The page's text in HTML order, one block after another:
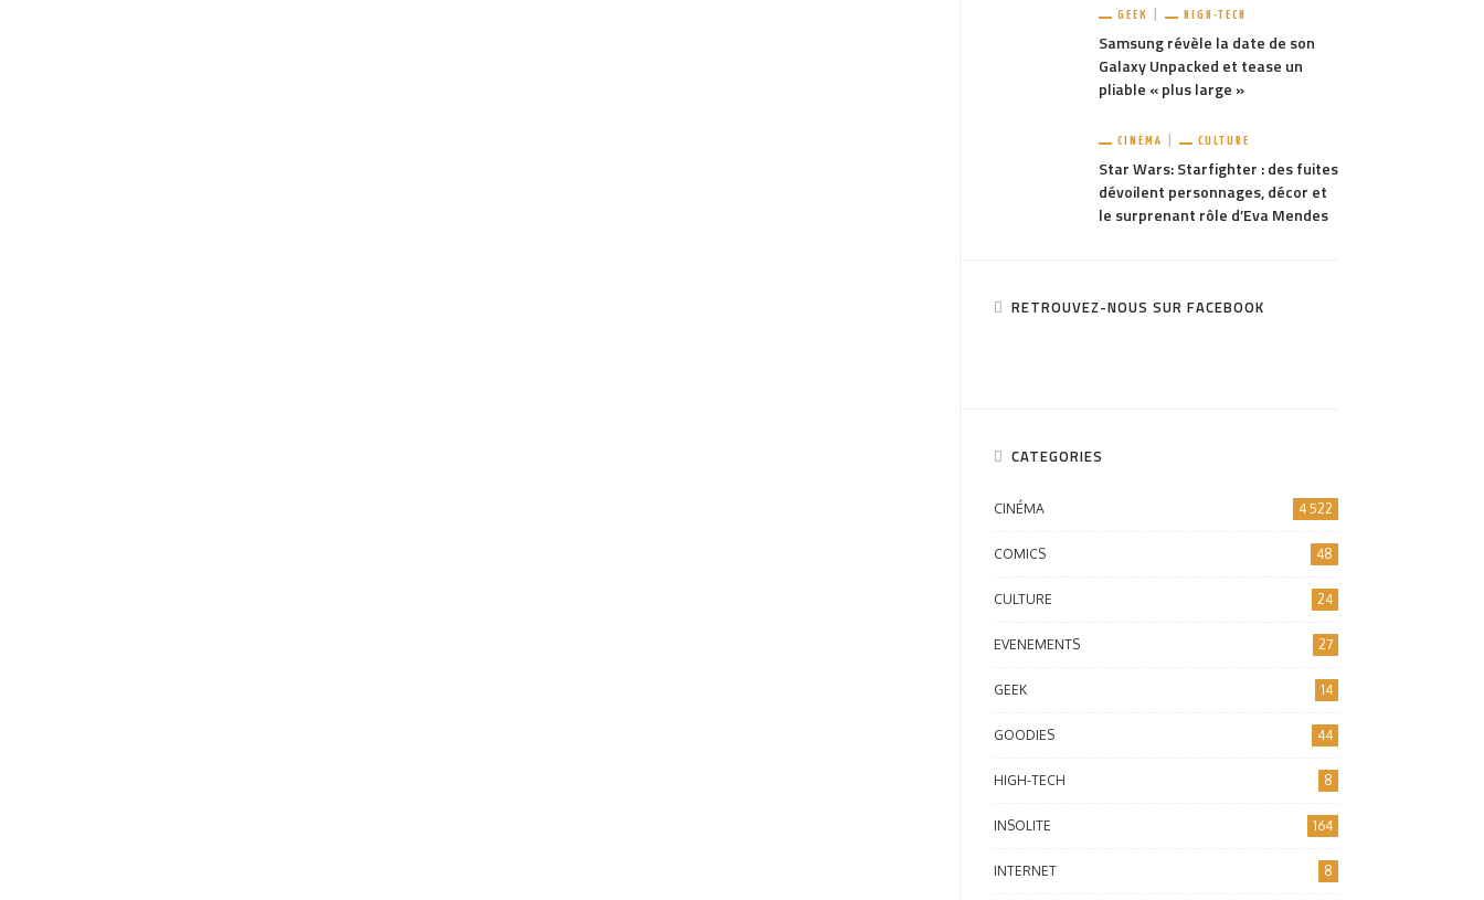
GEEK HIGH-TECH
Samsung révèle la date de son
Galaxy Unpacked et tease un
pliable « plus large »
CINÉMA CULTURE
Star Wars: Starfighter : des fuites
dévoilent personnages, décor et
le surprenant rôle d’Eva Mendes
RETROUVEZ-NOUS SUR FACEBOOK
CATEGORIES
CINÉMA 4 522
COMICS 48
CULTURE 24
EVENEMENTS 27
GEEK 14
GOODIES 44
HIGH-TECH 8
INSOLITE 164
INTERNET 8